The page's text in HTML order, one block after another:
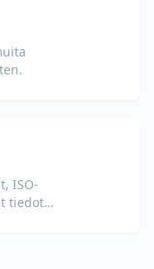
ISO-
tiedot